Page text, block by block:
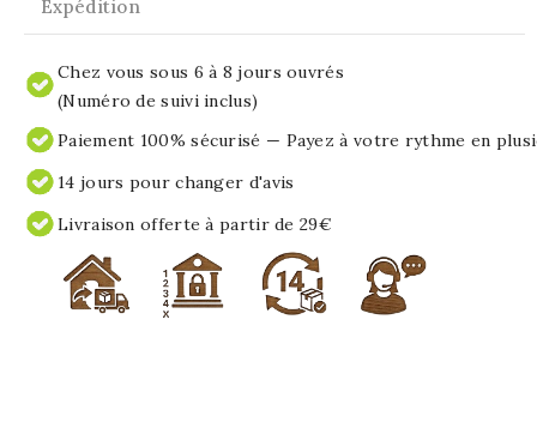
Expédition
Chez vous sous 6 à 8 jours ouvrés
(Numéro de suivi inclus)
Paiement 100% sécurisé — Payez à votre rythme en
14 jours pour changer d'avis
Livraison offerte à partir de 29€